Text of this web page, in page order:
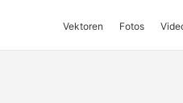
Vektoren Fotos